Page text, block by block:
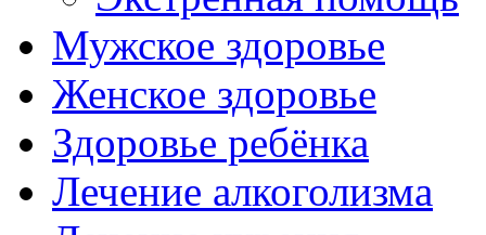
Мужское здоровье
Женское здоровье
Здоровье ребёнка
Лечение алкоголизма